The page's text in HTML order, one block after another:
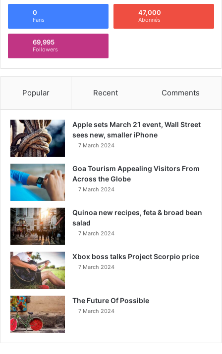
0
Fans
47,000
Abonnés
69,995
Followers
Popular Recent Comments
Apple sets March 21 event, Wall Street
sees new, smaller iPhone
7 March 2024
Goa Tourism Appealing Visitors From
Across the Globe
7 March 2024
Quinoa new recipes, feta & broad bean
salad
7 March 2024
Xbox boss talks Project Scorpio price
7 March 2024
The Future Of Possible
7 March 2024